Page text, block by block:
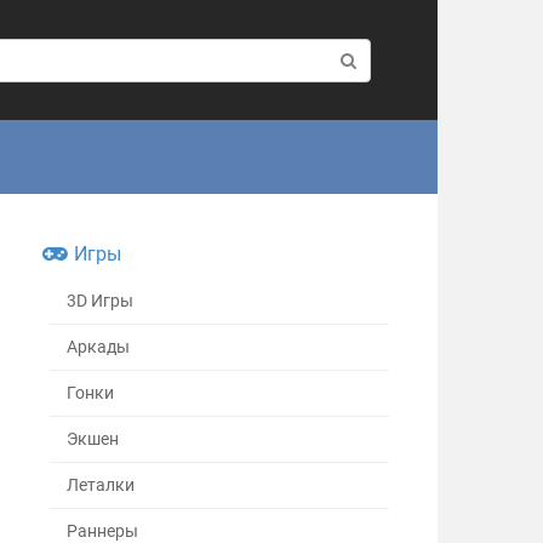
Игры
3D Игры
Аркады
Гонки
Экшен
Леталки
Раннеры